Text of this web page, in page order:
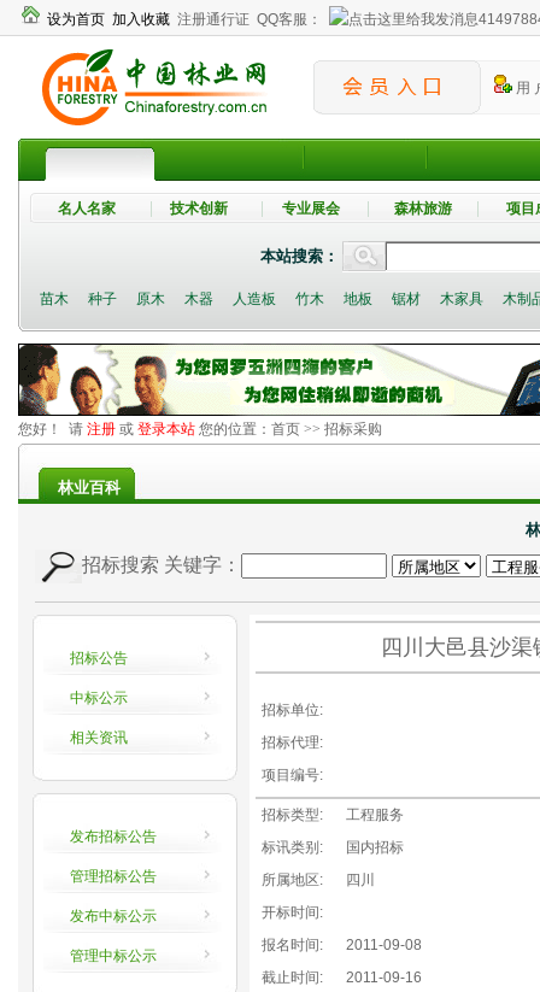
设为首页 加入收藏 注册通行证 QQ客服：
用
名人名家 技术创新 专业展会 森林旅游 项目
本站搜索：
苗木 种子 原木 木器 人造板 竹木 地板 锯材 木家具 木制
您好！ 请 注册 或 登录本站 您的位置： 首页 >> 招标采购
林业百科
招标搜索 关键字：
招标公告
中标公示
相关资讯
发布招标公告
管理招标公告
发布中标公示
管理中标公示
四川大邑县沙
招标单位:
招标代理:
项目编号:
招标类型:
工程服务
标讯类别:
国内招标
所属地区:
四川
开标时间:
报名时间:
2011-09-08
截止时间:
2011-09-16